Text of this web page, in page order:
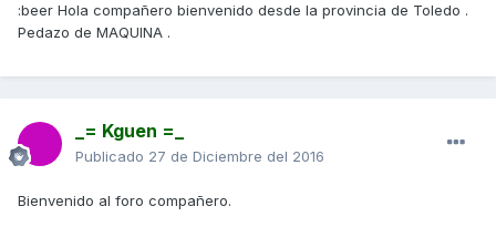
:beer Hola compañero bienvenido desde la provincia de Toledo .
Pedazo de MAQUINA .
_= Kguen =_
Publicado 27 de Diciembre del 2016
Bienvenido al foro compañero.